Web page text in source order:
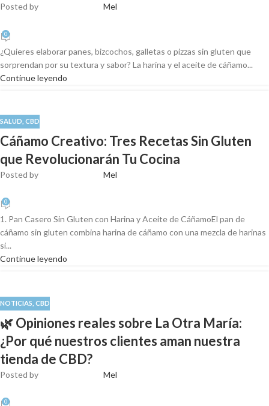
Posted by Mel
0
¿Quieres elaborar panes, bizcochos, galletas o pizzas sin gluten que
sorprendan por su textura y sabor? La harina y el aceite de cáñamo...
Continue leyendo
SALUD CBD
Cáñamo Creativo: Tres Recetas Sin Gluten
que Revolucionarán Tu Cocina
Posted by Mel
0
1. Pan Casero Sin Gluten con Harina y Aceite de CáñamoEl pan de
cáñamo sin gluten combina harina de cáñamo con una mezcla de harinas
si...
Continue leyendo
NOTICIAS CBD
🌿 Opiniones reales sobre La Otra María:
¿Por qué nuestros clientes aman nuestra
tienda de CBD?
Posted by Mel
0